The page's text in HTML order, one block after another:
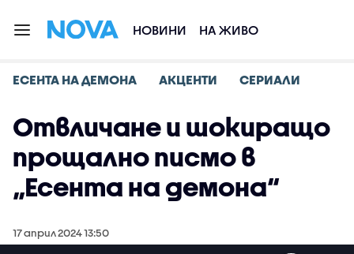
НОВИНИ НА ЖИВО
ЕСЕНТА НА ДЕМОНА АКЦЕНТИ СЕРИАЛИ
Отвличане и шокиращо
прощално писмо в
„Есента на демона“
17 април 2024 13:50